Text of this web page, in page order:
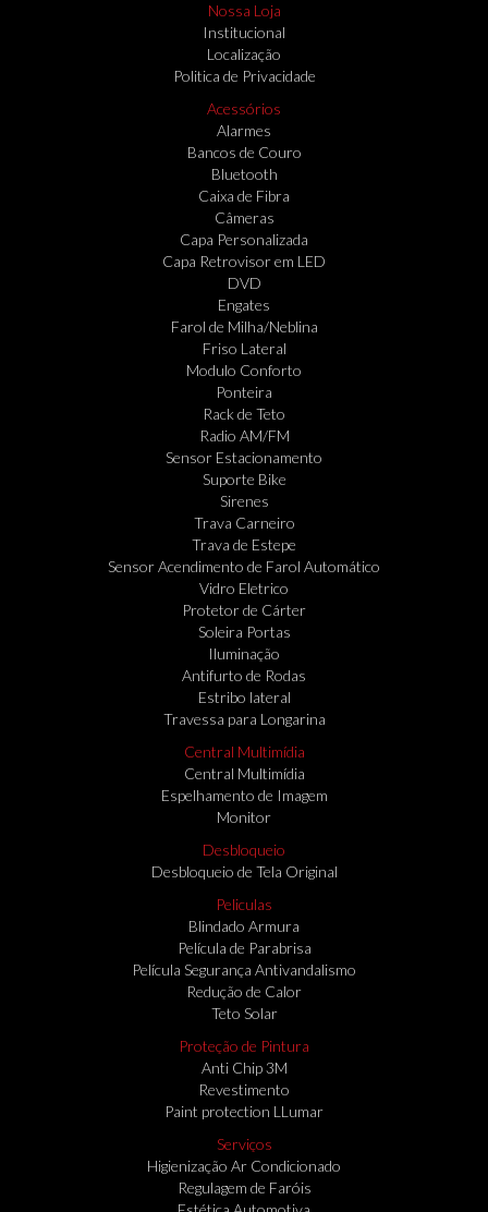
Nossa Loja
Institucional
Localização
Politica de Privacidade
Acessórios
Alarmes
Bancos de Couro
Bluetooth
Caixa de Fibra
Câmeras
Capa Personalizada
Capa Retrovisor em LED
DVD
Engates
Farol de Milha/Neblina
Friso Lateral
Modulo Conforto
Ponteira
Rack de Teto
Radio AM/FM
Sensor Estacionamento
Suporte Bike
Sirenes
Trava Carneiro
Trava de Estepe
Sensor Acendimento de Farol Automático
Vidro Eletrico
Protetor de Cárter
Soleira Portas
Iluminação
Antifurto de Rodas
Estribo lateral
Travessa para Longarina
Central Multimídia
Central Multimídia
Espelhamento de Imagem
Monitor
Desbloqueio
Desbloqueio de Tela Original
Peliculas
Blindado Armura
Película de Parabrisa
Película Segurança Antivandalismo
Redução de Calor
Teto Solar
Proteção de Pintura
Anti Chip 3M
Revestimento
Paint protection LLumar
Serviços
Higienização Ar Condicionado
Regulagem de Faróis